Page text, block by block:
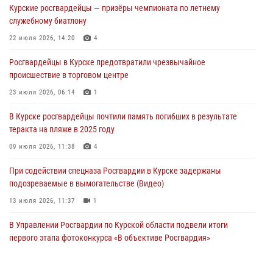
сбыта крупной партии наркотиков
04 августа 2026, 12:52
85 владельцев оружия
04 августа 2026, 07:00
297 выездов по сигналу «тревога»
03 августа 2026, 09:46
Курские росгвардейцы — призёры чемпионата по летнему
служебному биатлону
22 июля 2026, 14:20 4
Росгвардейцы в Курске предотвратили чрезвычайное
происшествие в торговом центре
23 июля 2026, 06:14 1
В Курске росгвардейцы почтили память погибших в результате
теракта на пляже в 2025 году
09 июля 2026, 11:38 4
При содействии спецназа Росгвардии в Курске задержаны
подозреваемые в вымогательстве (Видео)
13 июля 2026, 11:37 1
В Управлении Росгвардии по Курской области подвели итоги
первого этапа фотоконкурса «В объективе Росгвардия»